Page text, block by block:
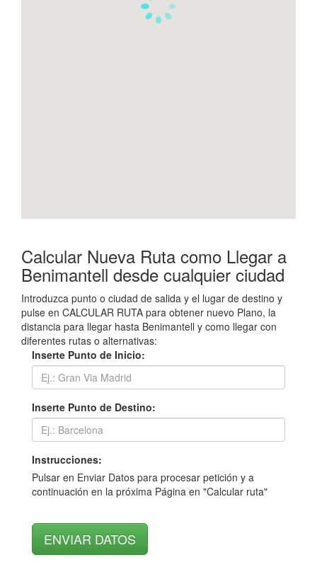
Calcular Nueva Ruta como Llegar a
Benimantell desde cualquier ciudad
Introduzca punto o ciudad de salida y el lugar de destino y
pulse en CALCULAR RUTA para obtener nuevo Plano, la
distancia para llegar hasta Benimantell y como llegar con
diferentes rutas o alternativas:
Inserte Punto de Inicio:
Inserte Punto de Destino:
Instrucciones:
Pulsar en Enviar Datos para procesar petición y a
continuación en la próxima Página en "Calcular ruta"